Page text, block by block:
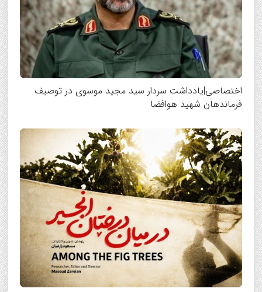
اختصاصی|یادداشت سردار سید مجید موسوی در توصیف
فرماندهان شهید هوافضا